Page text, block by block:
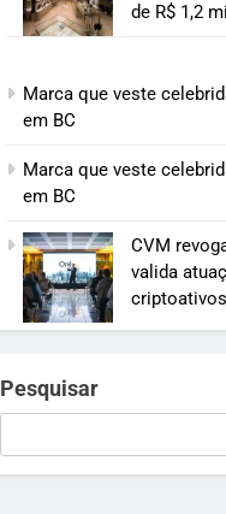
de R$ 1,2
Marca que veste
em BC
Marca que veste
em BC
CVM
valida
criptoativos
Pesquisar